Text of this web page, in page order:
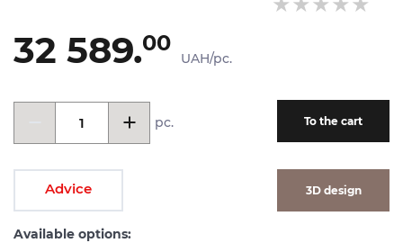
32 589.00
UAH/pc.
pc. To the cart
Advice 3D design
Available options: